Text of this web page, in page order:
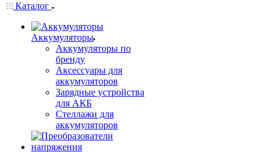
Каталог
Аккумуляторы
Аккумуляторы по
бренду
Аксессуары для
аккумуляторов
Зарядные устройства
для АКБ
Стеллажи для
аккумуляторов